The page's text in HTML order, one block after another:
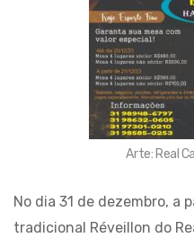
Arte: Real
No dia 31 de dezembro, a
tradicional Réveillon do